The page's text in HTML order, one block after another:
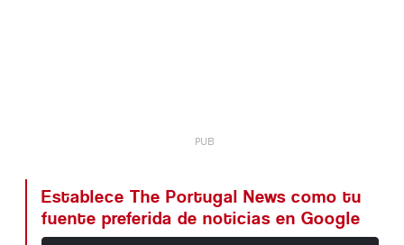
Establece The Portugal News como tu
fuente preferida de noticias en Google